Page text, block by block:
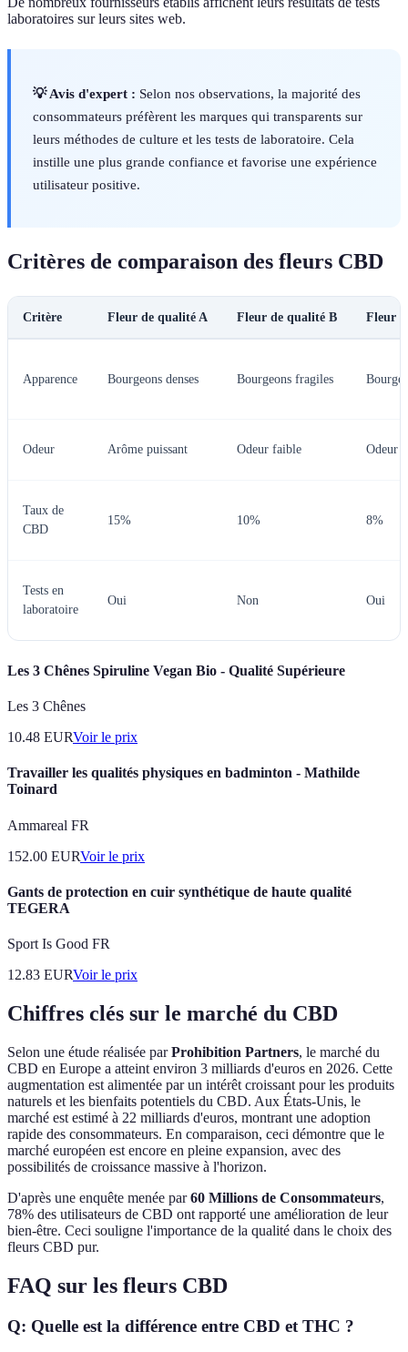
laboratoires sur leurs sites web.
💡 Avis d'expert : Selon nos observations, la majorité des
consommateurs préfèrent les marques qui transparents sur
leurs méthodes de culture et les tests de laboratoire. Cela
instille une plus grande confiance et favorise une expérience
utilisateur positive.
Critères de comparaison des fleurs CBD
Critère Fleur de qualité A Fleur de qualité B Fleur
Apparence Bourgeons denses Bourgeons fragiles
Odeur Arôme puissant Odeur faible Odeur
Taux de
CBD
15% 10% 8%
Tests en
laboratoire
Oui Non Oui
Les 3 Chênes Spiruline Vegan Bio - Qualité Supérieure
Les 3 Chênes
10.48 EURVoir le prix
Travailler les qualités physiques en badminton - Mathilde
Toinard
Ammareal FR
152.00 EURVoir le prix
Gants de protection en cuir synthétique de haute qualité
TEGERA
Sport Is Good FR
12.83 EURVoir le prix
Chiffres clés sur le marché du CBD
Selon une étude réalisée parProhibition Partners, le marché du
CBD en Europe a atteint environ 3 milliards d'euros en 2026. Cette
augmentation est alimentée par un intérêt croissant pour les produits
naturels et les bienfaits potentiels du CBD. Aux États-Unis, le
marché est estimé à 22 milliards d'euros, montrant une adoption
rapide des consommateurs. En comparaison, ceci démontre que le
marché européen est encore en pleine expansion, avec des
possibilités de croissance massive à l'horizon.
D'après une enquête menée par60 Millions de Consommateurs,
78% des utilisateurs de CBD ont rapporté une amélioration de leur
bien-être. Ceci souligne l'importance de la qualité dans le choix des
fleurs CBD pur.
FAQ sur les fleurs CBD
Q: Quelle est la différence entre CBD et THC ?